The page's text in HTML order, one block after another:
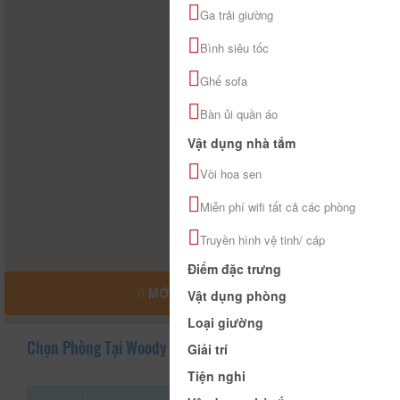
MỞ RỘNG BẢN ĐỒ
Chọn Phòng Tại Woody House
Ga trải giường
Bình siêu tốc
Ghế sofa
Bàn ủi quần áo
Vật dụng nhà tắm
Vòi hoa sen
Miễn phí wifi tất cả các phòng
Truyền hình vệ tinh/ cáp
Điểm đặc trưng
Vật dụng phòng
Loại giường
Giải trí
Tiện nghi